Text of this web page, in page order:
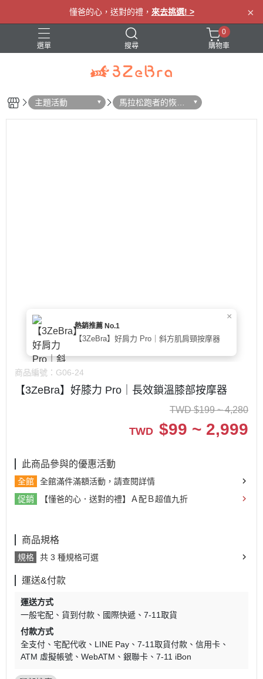
懂爸的心，送對的禮， 來去挑選! > ×
選單 搜尋
眼罩 肩頸按摩 腰部按摩 腿部按摩
0
購物車
主題活動
馬拉松跑者的恢復
指南
×
熱銷推薦 No.1
【3ZeBra】好肩力 Pro｜斜方肌肩頸按摩器
商品編號： G06-24
【3ZeBra】好膝力 Pro｜長效鎖溫膝部按摩器
TWD $199 ~ 4,280
TWD $99 ~ 2,999
此商品參與的優惠活動
全館
全館滿件滿額活動，請查閱詳情
促銷
【懂爸的心．送對的禮】Ａ配Ｂ超值九折
商品規格
規格 共 3 種規格可選
運送&付款
運送方式
一般宅配
貨到付款 國際快遞
7-11取貨
付款方式
全支付
宅配代收 LINE Pay 7-11取貨付款
信用卡
ATM 虛擬帳號
WebATM 銀聯卡 7-11 iBon